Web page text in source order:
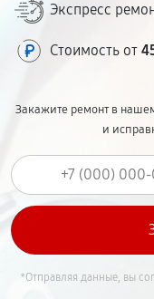
Экспресс
Стоимость от
Закажите ремонт в
и
*Отправляя данные, вы